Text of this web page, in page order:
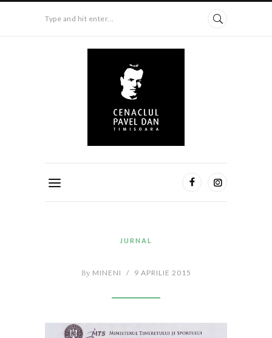
Type and hit enter...
JURNAL
By MINENI / 9 APRILIE 2015